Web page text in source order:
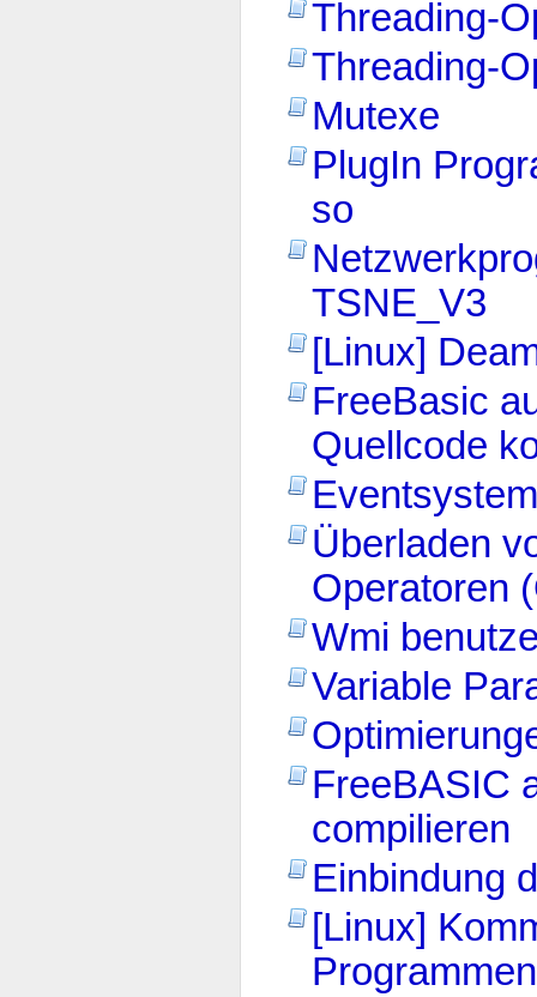
Threading-
Threading-
Mutexe
PlugIn
so
TSNE_V3
[Linux]
FreeBasic
Quellcode
Eventsystem
Überladen
Operatoren
Wmi
Variable
FreeBASIC
compilieren
Einbindung
[Linux]